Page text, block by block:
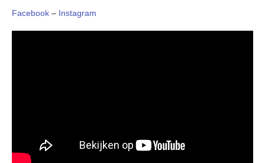
Facebook – Instagram